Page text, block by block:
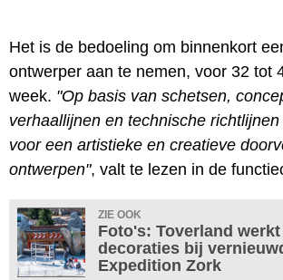
Het is de bedoeling om binnenkort
ontwerper aan te nemen, voor 32 tot
week. "Op basis van schetsen,
verhaallijnen en technische
voor een artistieke en creatieve
ontwerpen", valt te lezen in de
ZIE OOK
Foto's: Toverland werkt
decoraties bij
Expedition Zork